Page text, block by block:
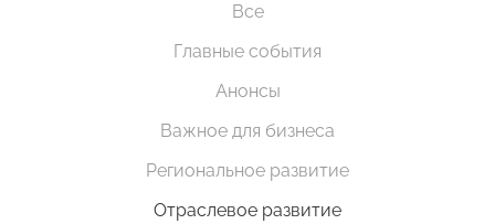
Все
Главные события
Анонсы
Важное для бизнеса
Региональное развитие
Отраслевое развитие